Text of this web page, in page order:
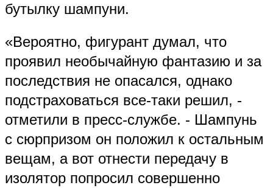
бутылку шампуни.
«Вероятно, фигурант думал, что
проявил необычайную фантазию и за
последствия не опасался, однако
подстраховаться все-таки решил, -
отметили в пресс-службе. - Шампунь
с сюрпризом он положил к остальным
вещам, а вот отнести передачу в
изолятор попросил совершенно